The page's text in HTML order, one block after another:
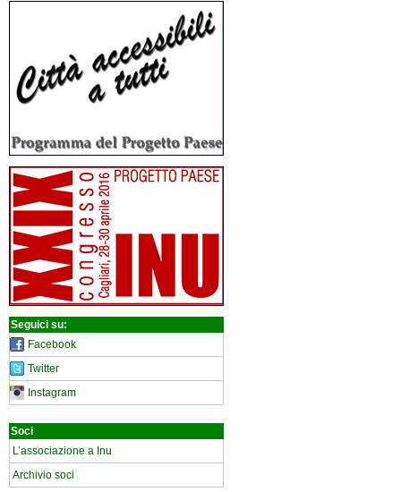
Seguici su:
Facebook
Twitter
Instagram
Soci
L’associazione a Inu
Archivio soci